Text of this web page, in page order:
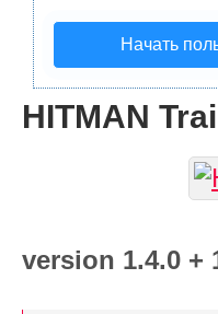
Начать
HITMAN
version 1.4.0 +